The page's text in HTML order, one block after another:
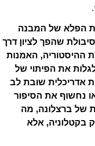
את הפלא של המבנה
שהפך לציון דרך
ההיסטוריה, האמנות
את הפיתוי של
אדריכלית שובת לב
נחשוף את הסיפור
של ברצלונה, מה
בקטלוניה, אלא